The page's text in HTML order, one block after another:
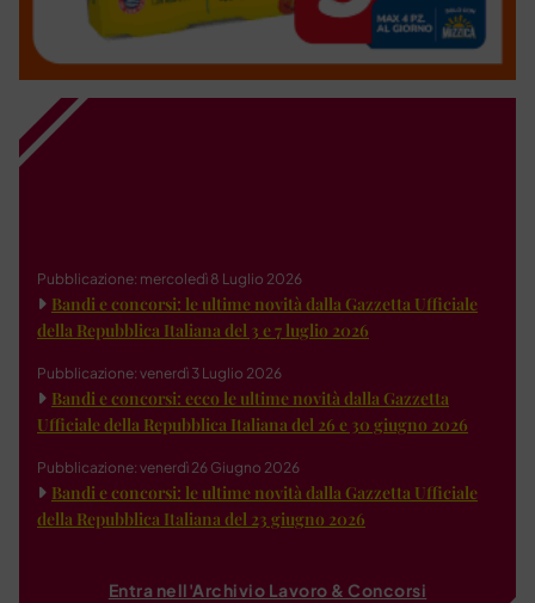
Pubblicazione: mercoledì 8 Luglio 2026
Bandi e concorsi: le ultime novità dalla Gazzetta Ufficiale
della Repubblica Italiana del 3 e 7 luglio 2026
Pubblicazione: venerdì 3 Luglio 2026
Bandi e concorsi: ecco le ultime novità dalla Gazzetta
Ufficiale della Repubblica Italiana del 26 e 30 giugno 2026
Pubblicazione: venerdì 26 Giugno 2026
Bandi e concorsi: le ultime novità dalla Gazzetta Ufficiale
della Repubblica Italiana del 23 giugno 2026
Entra nell'Archivio Lavoro & Concorsi